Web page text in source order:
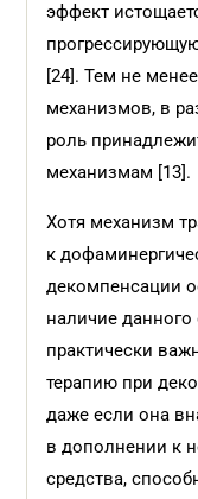
эффект
[24]. Тем не
механизмов, в
роль
механизмам [13].
Хотя механизм
к
декомпенсации
наличие
практически
терапию при
даже если она
в дополнении к
средства,